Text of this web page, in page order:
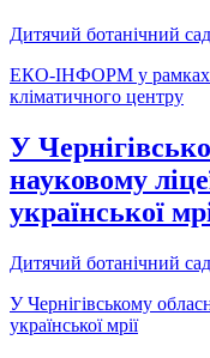
Дитячий ботанічний сад
ЕКО-ІНФОРМ у рамках
кліматичного центру
У
науковому
української
Дитячий ботанічний сад
У Чернігівському
української мрії